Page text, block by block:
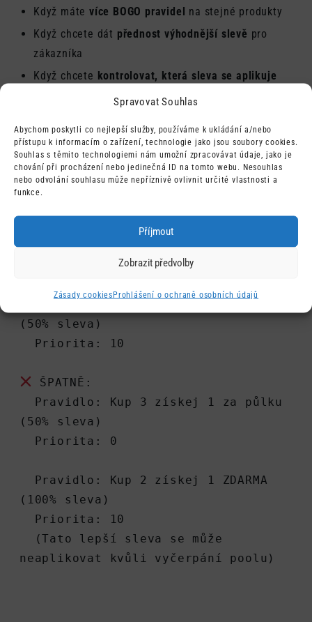
Spravovat Souhlas
Abychom poskytli co nejlepší služby, používáme k ukládání a/nebo
přístupu k informacím o zařízení, technologie jako jsou soubory cookies.
Souhlas s těmito technologiemi nám umožní zpracovávat údaje, jako je
chování při procházení nebo jedinečná ID na tomto webu. Nesouhlas
nebo odvolání souhlasu může nepříznivě ovlivnit určité vlastnosti a
funkce.
Příjmout
Zobrazit předvolby
Zásady cookiesProhlášení o ochraně osobních údajů
Když máte více BOGO pravidel na stejné produkty
Když chcete dát přednost výhodnější slevě pro
zákazníka
Když chcete kontrolovat, která sleva se aplikuje
Praktický tip:
Nastavtelepší/vyšší slevu s nižší prioritou(nižší
číslo), aby se aplikovala dříve a měla přístup k
plnému poolu:
(100% sleva)
(50% sleva)
  Priorita: 10
ŠPATNĚ:
(50% sleva)
  Priorita: 0
(100% sleva)
  Priorita: 10
neaplikovat kvůli vyčerpání poolu)